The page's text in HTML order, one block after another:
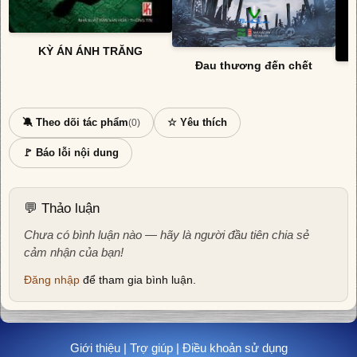
KỲ ÁN ÁNH TRĂNG
Đau thương đến chết
🔕 Theo dõi tác phẩm(0) ☆ Yêu thích
🚩 Báo lỗi nội dung
💬 Thảo luận
Chưa có bình luận nào — hãy là người đầu tiên chia sẻ
cảm nhận của bạn!
Đăng nhập để tham gia bình luận.
Giới thiệu| Trợ giúp| Điều khoản sử dụng